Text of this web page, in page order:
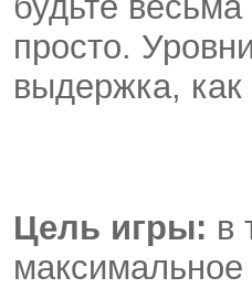
просто.
выдержка,
Цель игры: в
максимальное